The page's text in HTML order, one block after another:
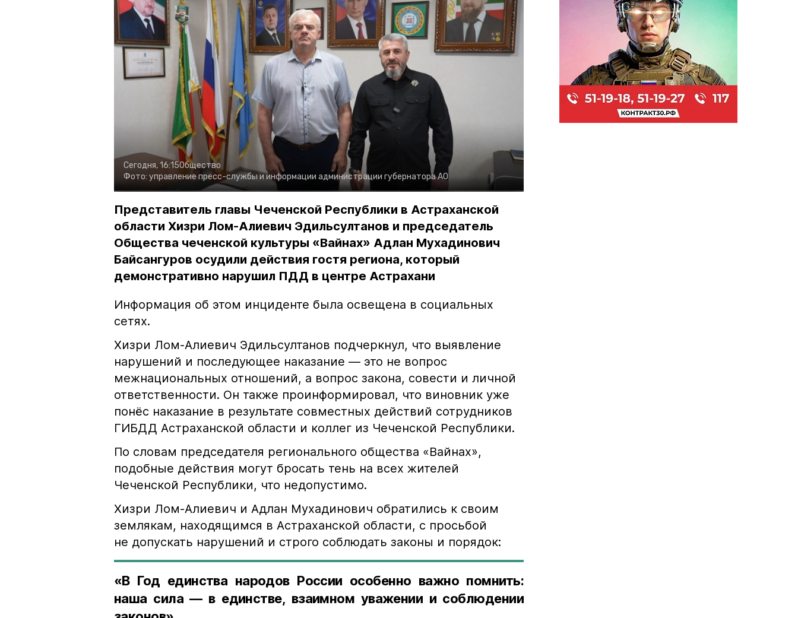
Сегодня, 16:15Общество
Фото: управление пресс-службы и информации администрации губернатора АО
Представитель главы Чеченской Республики в Астраханской
области Хизри Лом-Алиевич Эдильсултанов и председатель
Общества чеченской культуры «Вайнах» Адлан Мухадинович
Байсангуров осудили действия гостя региона, который
демонстративно нарушил ПДД в центре Астрахани
Информация об этом инциденте была освещена в социальных
сетях.
Хизри Лом-Алиевич Эдильсултанов подчеркнул, что выявление
нарушений и последующее наказание — это не вопрос
межнациональных отношений, а вопрос закона, совести и личной
ответственности. Он также проинформировал, что виновник уже
понёс наказание в результате совместных действий сотрудников
ГИБДД Астраханской области и коллег из Чеченской Республики.
По словам председателя регионального общества «Вайнах»,
подобные действия могут бросать тень на всех жителей
Чеченской Республики, что недопустимо.
Хизри Лом-Алиевич и Адлан Мухадинович обратились к своим
землякам, находящимся в Астраханской области, с просьбой
не допускать нарушений и строго соблюдать законы и порядок:
«В Год единства народов России особенно важно помнить:
наша сила — в единстве, взаимном уважении и соблюдении